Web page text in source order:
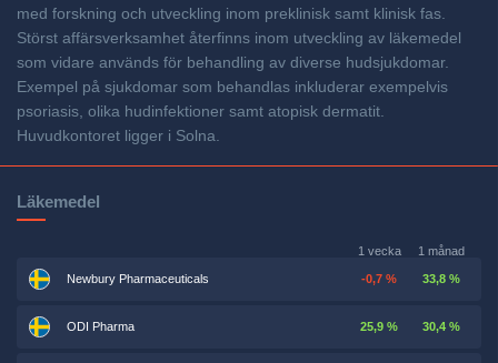
med forskning och utveckling inom preklinisk samt klinisk fas.
Störst affärsverksamhet återfinns inom utveckling av läkemedel
som vidare används för behandling av diverse hudsjukdomar.
Exempel på sjukdomar som behandlas inkluderar exempelvis
psoriasis, olika hudinfektioner samt atopisk dermatit.
Huvudkontoret ligger i Solna.
Läkemedel
1 vecka 1 månad
Newbury Pharmaceuticals -0,7 % 33,8 %
ODI Pharma 25,9 % 30,4 %